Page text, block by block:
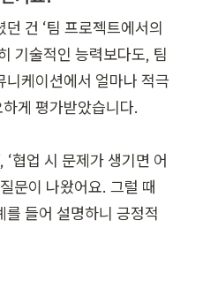
건 ‘팀 프로젝트에서의
기술적인 능력보다도, 팀
니케이션에서 얼마나 적극
게 평가받았습니다.
‘협업 시 문제가 생기면 어
문이 나왔어요. 그럴 때
들어 설명하니 긍정적